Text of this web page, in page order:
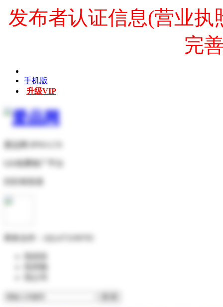
发布者认证信息(营业
完
手机版
升级VIP